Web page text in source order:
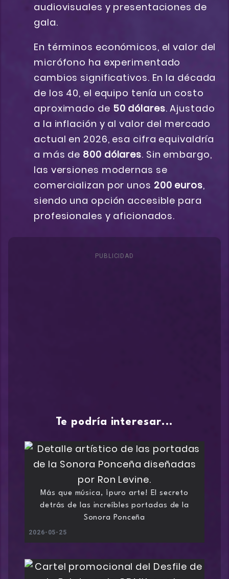
audiovisuales y presentaciones de
gala.
En términos económicos, el valor del
micrófono ha experimentado
cambios significativos. En la década
de los 40, el equipo tenía un costo
aproximado de 50 dólares. Ajustado
a la inflación y al valor del mercado
actual en 2026, esa cifra equivaldría
a más de 800 dólares. Sin embargo,
las versiones modernas se
comercializan por unos 200 euros,
siendo una opción accesible para
profesionales y aficionados.
PUBLICIDAD
Te podría interesar...
Más que música, ¡puro arte! El secreto
detrás de las increíbles portadas de la
Sonora Ponceña
2026-05-25